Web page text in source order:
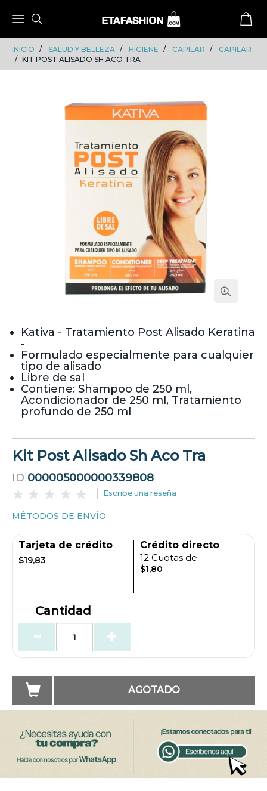
INICIO SALUD Y BELLEZA HIGIENE CAPILAR
CAPILAR
KIT POST ALISADO SH ACO TRA
Kativa - Tratamiento Post Alisado Keratina
-
Formulado especialmente para cualquier
tipo de alisado
Libre de sal
Contiene: Shampoo de 250 ml,
Acondicionador de 250 ml, Tratamiento
profundo de 250 ml
Kit Post Alisado Sh Aco Tra
ID 000005000000339808
Escribe una reseña
MÉTODOS DE ENVÍO
Tarjeta de crédito
$19,83
Crédito directo
12 Cuotas de
$1,80
Cantidad
AGOTADO